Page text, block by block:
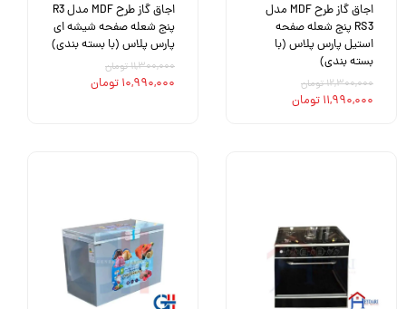
اجاق گاز طرح MDF مدل
RS3 پنج شعله صفحه
استیل پارس پلاس (با
بسته بندی)
۱۲,۳۰۰,۰۰۰ تومان
۱۱,۹۹۰,۰۰۰ تومان
اجاق گاز طرح MDF مدل R3
پنج شعله صفحه شیشه ای
پارس پلاس (با بسته بندی)
۱۱,۳۰۰,۰۰۰ تومان
۱۰,۹۹۰,۰۰۰ تومان